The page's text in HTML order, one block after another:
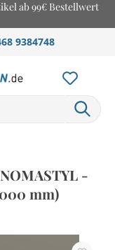
ab 99€ Bestellwert
9384748
-
mm)